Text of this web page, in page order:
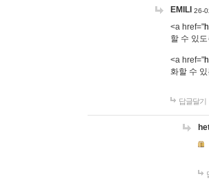
EMILI 26-
<a href="
할 수 있
<a href="
화할 수
답글달기